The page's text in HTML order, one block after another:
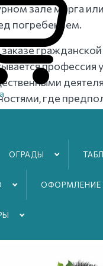
ОГРАДЫ
ОФОРМЛЕНИЕ
зале морга
погребением.
профессия
где
залах для